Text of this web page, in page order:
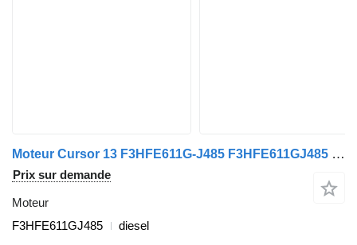
Moteur Cursor 13 F3HFE611G-J485 F3HFE611GJ485 pour IVECO Stralis
Prix sur demande
Moteur
F3HFE611GJ485
diesel